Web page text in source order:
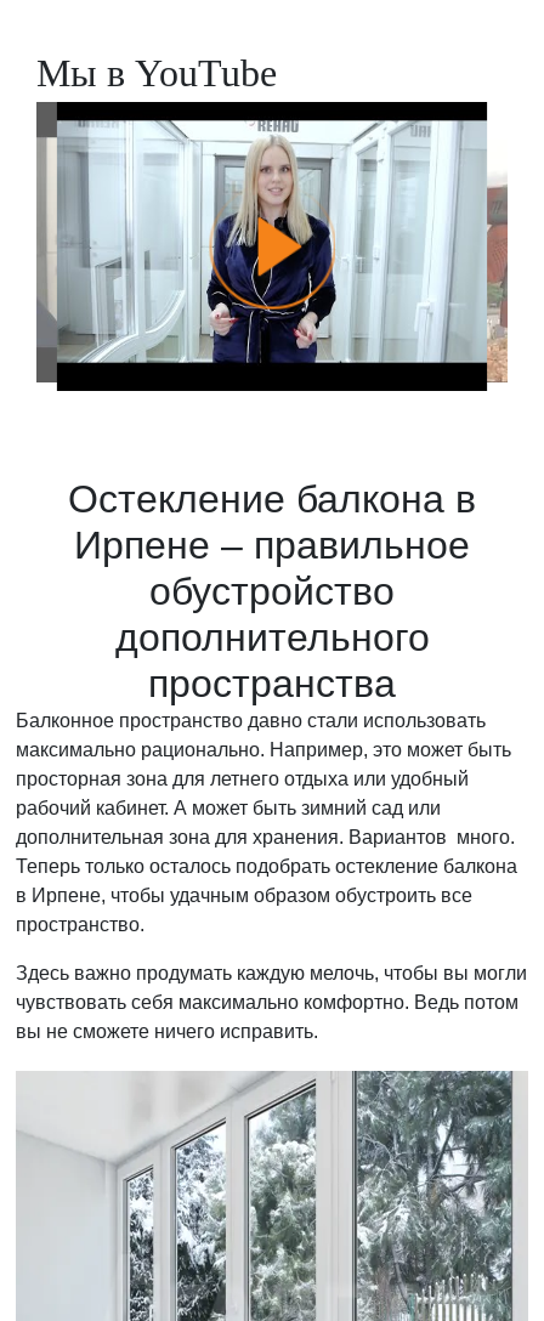
Мы в YouTube
Остекление балкона в
Ирпене – правильное
обустройство
дополнительного
пространства
Балконное пространство давно стали использовать
максимально рационально. Например, это может быть
просторная зона для летнего отдыха или удобный
рабочий кабинет. А может быть зимний сад или
дополнительная зона для хранения. Вариантов много.
Теперь только осталось подобрать остекление балкона
в Ирпене, чтобы удачным образом обустроить все
пространство.
Здесь важно продумать каждую мелочь, чтобы вы могли
чувствовать себя максимально комфортно. Ведь потом
вы не сможете ничего исправить.